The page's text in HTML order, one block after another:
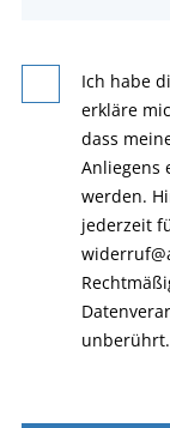
Ich habe
erkläre
dass
Anliegens
werden.
jederzeit
unberührt.